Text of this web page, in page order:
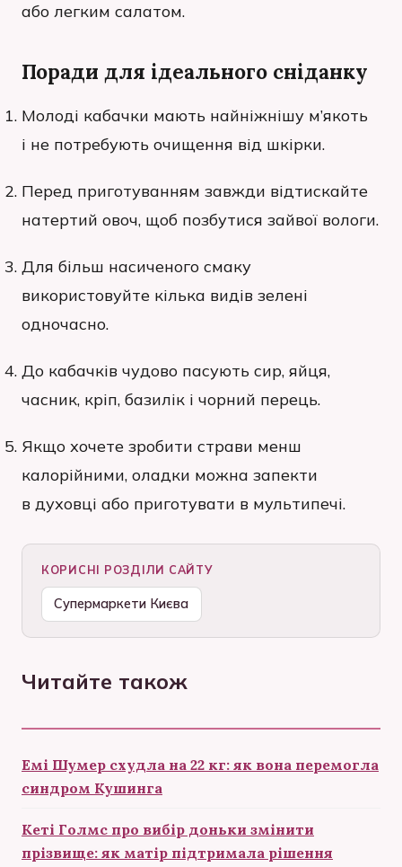
або легким салатом.
Поради для ідеального сніданку
Молоді кабачки мають найніжнішу м’якоть
і не потребують очищення від шкірки.
Перед приготуванням завжди відтискайте
натертий овоч, щоб позбутися зайвої вологи.
Для більш насиченого смаку
використовуйте кілька видів зелені
одночасно.
До кабачків чудово пасують сир, яйця,
часник, кріп, базилік і чорний перець.
Якщо хочете зробити страви менш
калорійними, оладки можна запекти
в духовці або приготувати в мультипечі.
КОРИСНІ РОЗДІЛИ САЙТУ
Супермаркети Києва
Читайте також
Емі Шумер схудла на 22 кг: як вона перемогла
синдром Кушинга
Кеті Голмс про вибір доньки змінити
прізвище: як матір підтримала рішення